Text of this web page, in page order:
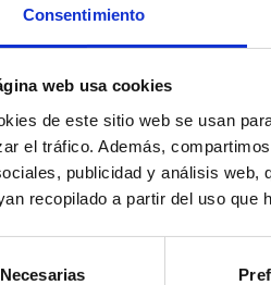
Consentimiento
web usa cookies
de este sitio web se usan
el tráfico. Además,
publicidad y análisis web,
recopilado a partir del uso que
Necesarias
cultura